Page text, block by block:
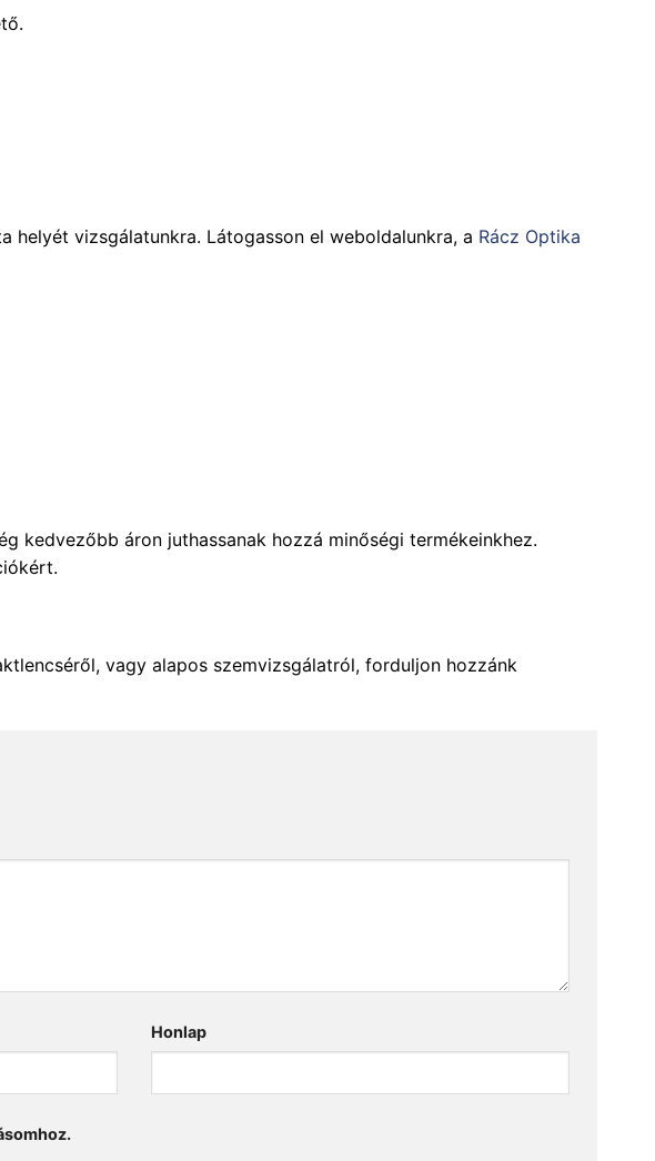
helyét vizsgálatunkra. Látogasson el weboldalunkra, a Rácz Optika
kedvezőbb áron juthassanak hozzá minőségi termékeinkhez.
vagy alapos szemvizsgálatról, forduljon hozzánk
Honlap